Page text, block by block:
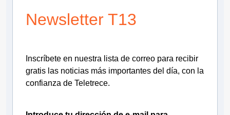
Newsletter T13
Inscríbete en nuestra lista de correo para recibir
gratis las noticias más importantes del día, con la
confianza de Teletrece.